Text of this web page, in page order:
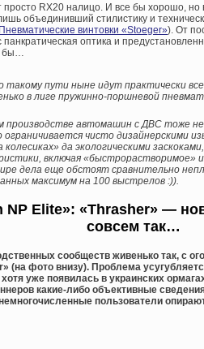
просто RX20 налицо. И все бы хорошо,
объединивший стилистику и
Пневматические винтовки «Stoeger»). От
оптика и
бы…
такому пути ныне идут практически
в лиге пружинно-поршневой
производстве автомашин с ДВС тоже
ограничивается чисто дизайнерскими
да экологическими
включая «быстрорастворимое»
дела еще обстоят сравнительно
максимум на 100 выстрелов :)).
NP Elite»: «Thrasher» —
совсем так…
сообществ живенько так, с
(на фото внизу). Проблема
уже появилась в украинских
какие-либо объективные
пользователи